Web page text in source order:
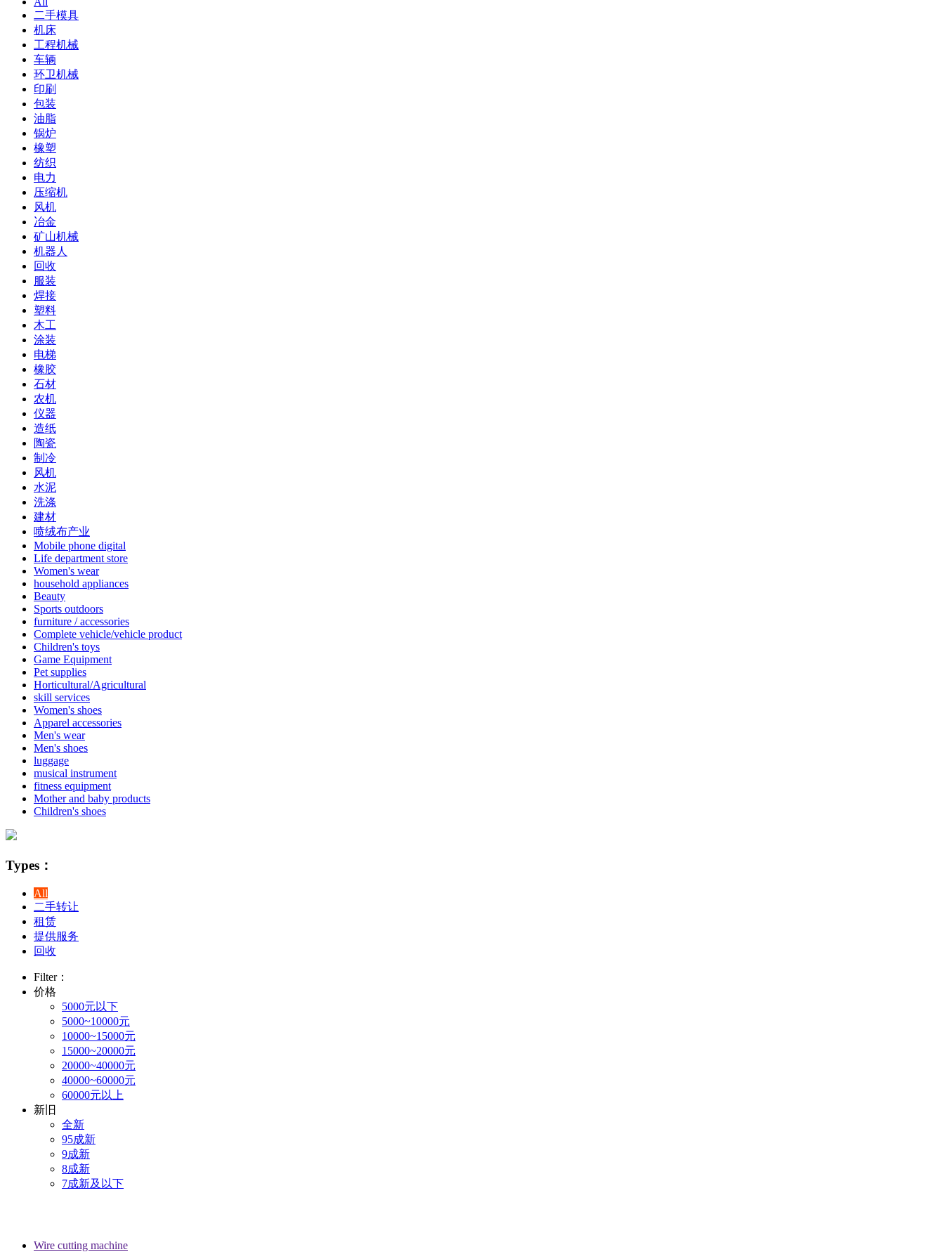
二手模具
机床
工程机械
车辆
环卫机械
印刷
包装
油脂
锅炉
橡塑
纺织
电力
压缩机
风机
冶金
矿山机械
机器人
回收
服装
焊接
塑料
木工
涂装
电梯
橡胶
石材
农机
仪器
造纸
陶瓷
制冷
风机
水泥
洗涤
建材
喷绒布产业
Mobile phone digital
Life department store
Women's wear
household appliances
Beauty
Sports outdoors
furniture / accessories
Complete vehicle/vehicle product
Children's toys
Game Equipment
Pet supplies
Horticultural/Agricultural
skill services
Women's shoes
Apparel accessories
Men's wear
Men's shoes
luggage
musical instrument
fitness equipment
Mother and baby products
Children's shoes
Types：
All
二手转让
租赁
提供服务
回收
Filter：
价格
5000元以下
5000~10000元
10000~15000元
15000~20000元
20000~40000元
40000~60000元
60000元以上
新旧
全新
95成新
9成新
8成新
7成新及以下
Wire cutting machine